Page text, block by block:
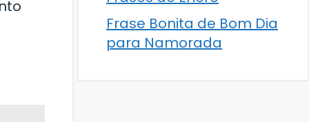
Frase Bonita de Bom Dia
para Namorada